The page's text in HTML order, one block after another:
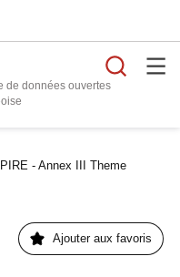
de données ouvertes
- Annex III Theme
Ajouter aux favoris